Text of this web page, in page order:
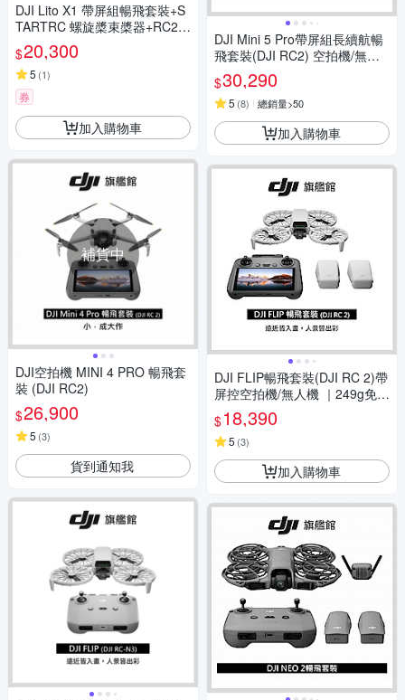
DJI Lito X1 帶屏組暢飛套裝+S
TARTRC 螺旋槳束槳器+RC2遙
控器保護套/背帶/鋼化貼+SunLi
ght PK-075 停機坪 (公司貨)
$20,300
5 (1)
券
加入購物車
補貨中
DJI空拍機 MINI 4 PRO 暢飛套
裝 (DJI RC2)
$26,900
5 (3)
貨到通知我
DJI Mini 5 Pro帶屏組長續航暢
飛套裝(DJI RC2) 空拍機/無人
機
$30,290
5 (8) 總銷量>50
加入購物車
DJI FLIP暢飛套裝(DJI RC 2)帶
屏控空拍機/無人機 ｜249g免註
冊 | 1/1.3英吋鏡頭｜脫控飛行
多元玩法 | 全包可折疊槳保設計
$18,390
5 (3)
加入購物車